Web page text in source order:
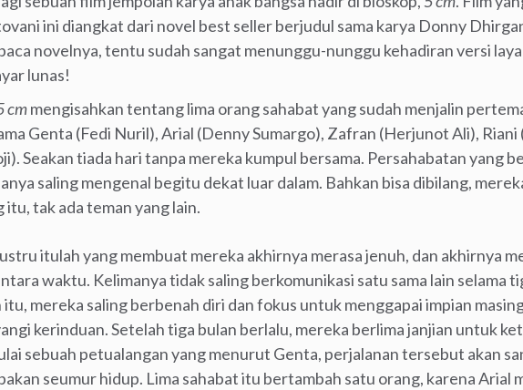
ini diangkat dari novel best seller berjudul sama karya Donny
novelnya, tentu sudah sangat menunggu-nunggu kehadiran versi
lunas!
cmmengisahkan tentang lima orang sahabat yang sudah menjalin
Genta (Fedi Nuril), Arial (Denny Sumargo), Zafran (Herjunot Ali), Riani
Seakan tiada hari tanpa mereka kumpul bersama. Persahabatan yang
saling mengenal begitu dekat luar dalam. Bahkan bisa dibilang,
itu, tak ada teman yang lain.
itulah yang membuat mereka akhirnya merasa jenuh, dan akhirnya
waktu. Kelimanya tidak saling berkomunikasi satu sama lain selama
itu, mereka saling berbenah diri dan fokus untuk menggapai impian
kerinduan. Setelah tiga bulan berlalu, mereka berlima janjian untuk
sebuah petualangan yang menurut Genta, perjalanan tersebut akan
seumur hidup. Lima sahabat itu bertambah satu orang, karena Arial